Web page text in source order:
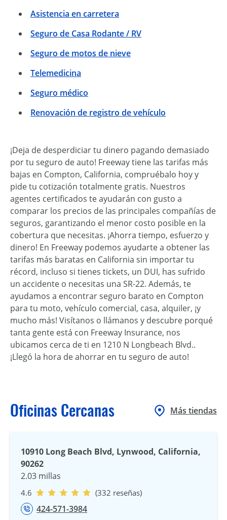
Asistencia en carretera
Seguro de Casa Rodante / RV
Seguro de motos de nieve
Telemedicina
Seguro médico
Renovación de registro de vehículo
¡Deja de desperdiciar tu dinero pagando demasiado
por tu seguro de auto! Freeway tiene las tarifas más
bajas en Compton, California, compruébalo hoy y
pide tu cotización totalmente gratis. Nuestros
agentes certificados te ayudarán con gusto a
comparar los precios de las principales compañías de
seguros, garantizando el menor costo posible en la
cobertura que necesitas. ¡Ahorra tiempo, esfuerzo y
dinero! En Freeway podemos ayudarte a obtener las
tarifas más baratas en California sin importar tu
récord, incluso si tienes tickets, un DUI, has sufrido
un accidente o necesitas una SR-22. Además, te
ayudamos a encontrar seguro barato en Compton
para tu moto, vehículo comercial, casa, alquiler, ¡y
mucho más! Visítanos o llámanos y descubre porqué
tanta gente está con Freeway Insurance, nos
ubicamos cerca de ti en 1210 N Longbeach Blvd..
¡Llegó la hora de ahorrar en tu seguro de auto!
Oficinas Cercanas Más tiendas
10910 Long Beach Blvd, Lynwood, California,
90262
2.03 millas
4.6 (332 reseñas)
424-571-3984